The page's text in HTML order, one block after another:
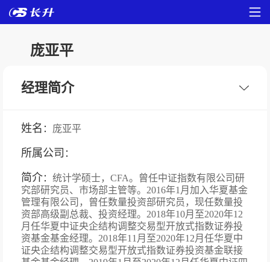
庞亚平
经理简介
姓名 ： 庞亚平
所属公司 ：
简介： 统计学硕士，CFA。曾任中证指数有限公司研
究部研究员、市场部主管等。2016年1月加入华夏基金
管理有限公司，曾任数量投资部研究员，现任数量投
资部高级副总裁、投资经理。2018年10月至2020年12
月任华夏中证央企结构调整交易型开放式指数证券投
资基金基金经理。2018年11月至2020年12月任华夏中
证央企结构调整交易型开放式指数证券投资基金联接